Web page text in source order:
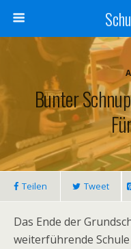
Bunter
Teilen Tweet
Das Ende der
weiterführende